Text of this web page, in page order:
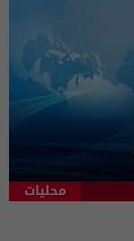
محليات